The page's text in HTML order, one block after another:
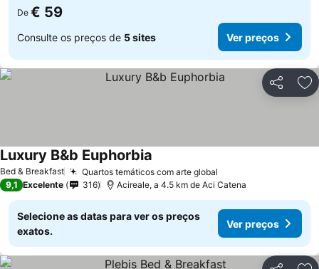
De € 59
Consulte os preços de 5 sites Ver preços
Partilhar
Bed & Breakfast Quartos temáticos com arte global
Luxury B&b Euphorbia
9,1 Excelente 316 Acireale, a 4.5 km de Aci Catena
Selecione as datas para ver os preços
exatos.
Ver preços